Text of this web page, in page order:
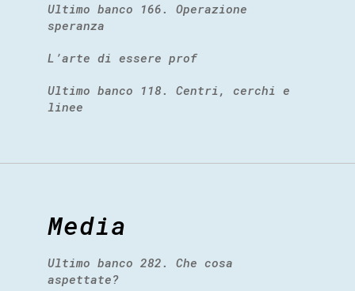
Ultimo banco 166. Operazione
speranza
L’arte di essere prof
Ultimo banco 118. Centri, cerchi e
linee
Media
Ultimo banco 282. Che cosa
aspettate?